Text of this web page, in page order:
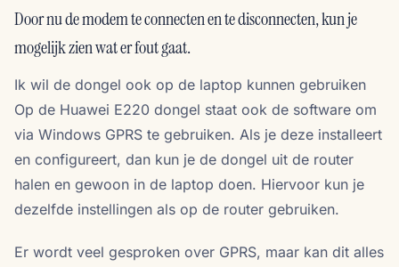
Door nu de modem te connecten en te disconnecten, kun je
mogelijk zien wat er fout gaat.
Ik wil de dongel ook op de laptop kunnen gebruiken
Op de Huawei E220 dongel staat ook de software om
via Windows GPRS te gebruiken. Als je deze installeert
en configureert, dan kun je de dongel uit de router
halen en gewoon in de laptop doen. Hiervoor kun je
dezelfde instellingen als op de router gebruiken.
Er wordt veel gesproken over GPRS, maar kan dit alles